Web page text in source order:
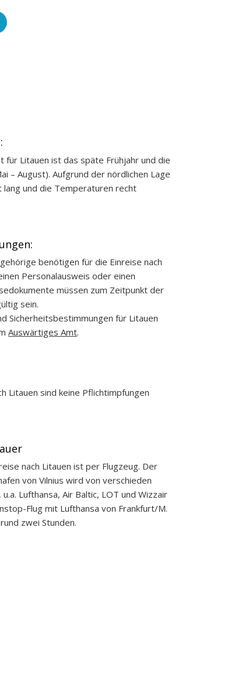
für Litauen ist das späte Frühjahr und die
– August). Aufgrund der nördlichen Lage
lang und die Temperaturen recht
benötigen für die Einreise nach
Personalausweis oder einen
müssen zum Zeitpunkt der
sein.
Sicherheitsbestimmungen für Litauen
Auswärtiges Amt.
Litauen sind keine Pflichtimpfungen
nach Litauen ist per Flugzeug. Der
von Vilnius wird von verschieden
Lufthansa, Air Baltic, LOT und Wizzair
Flug mit Lufthansa von Frankfurt/M.
zwei Stunden.